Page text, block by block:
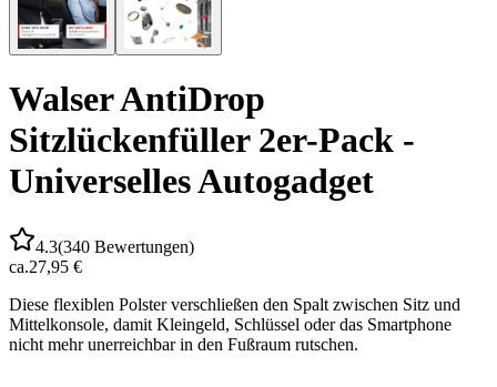
Walser AntiDrop
Sitzlückenfüller 2er-Pack -
Universelles Autogadget
4.3(340 Bewertungen)
ca.27,95 €
Diese flexiblen Polster verschließen den Spalt zwischen Sitz und
Mittelkonsole, damit Kleingeld, Schlüssel oder das Smartphone
nicht mehr unerreichbar in den Fußraum rutschen.